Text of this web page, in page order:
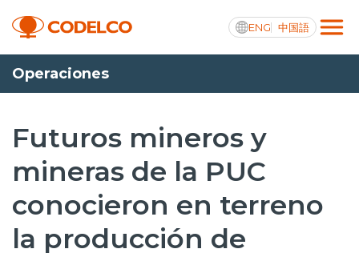
ENG 中国語
Transparencia activa
Nosotros
Operaciones
Proyectos
Operaciones
Futuros mineros y
mineras de la PUC
conocieron en terreno
la producción de